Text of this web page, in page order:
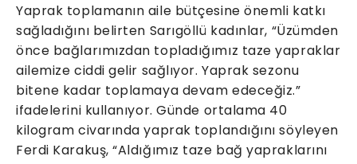
Yaprak toplamanın aile bütçesine önemli katkı
sağladığını belirten Sarıgöllü kadınlar, “Üzümden
önce bağlarımızdan topladığımız taze yapraklar
ailemize ciddi gelir sağlıyor. Yaprak sezonu
bitene kadar toplamaya devam edeceğiz.”
ifadelerini kullanıyor. Günde ortalama 40
kilogram civarında yaprak toplandığını söyleyen
Ferdi Karakuş, “Aldığımız taze bağ yapraklarını